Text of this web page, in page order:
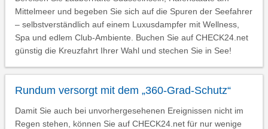
Mittelmeer und begeben Sie sich auf die Spuren der Seefahrer
– selbstverständlich auf einem Luxusdampfer mit Wellness,
Spa und edlem Club-Ambiente. Buchen Sie auf CHECK24.net
günstig die Kreuzfahrt Ihrer Wahl und stechen Sie in See!
Rundum versorgt mit dem „360-Grad-Schutz“
Damit Sie auch bei unvorhergesehenen Ereignissen nicht im
Regen stehen, können Sie auf CHECK24.net für nur wenige